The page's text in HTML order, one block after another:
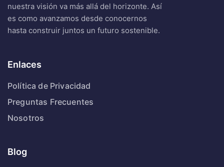
nuestra visión va más allá del horizonte. Así
es como avanzamos desde conocernos
hasta construir juntos un futuro sostenible.
Enlaces
Política de Privacidad
Preguntas Frecuentes
Nosotros
Blog